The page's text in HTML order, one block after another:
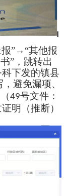
”→ “其他报
”，跳转出
下发的镇县
避免漏项、
49号文件：
明（推断）